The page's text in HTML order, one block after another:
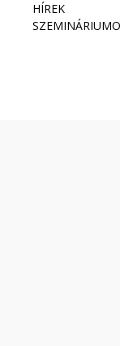
HÍREK